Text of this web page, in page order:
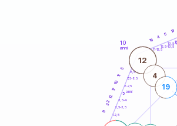
10
anni
1-2,5
2,5-3,5
3,5-4
6-7,5
7,5-8,5
8,5-9
11-12,5
12,5-13,5
13,5-
9
22
12
17
10
11
5
16
4
5
19
12
4
19
5 anni